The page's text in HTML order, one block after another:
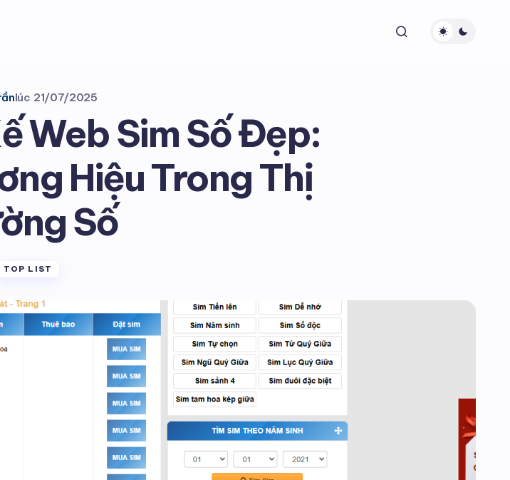
lúc 21/07/2025
Web Sim Số Đẹp:
Hiệu Trong Thị
Số
TOP LIST